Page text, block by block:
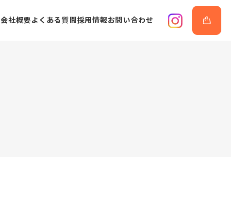
会社概要よくある質問採用情報お問い合わせ